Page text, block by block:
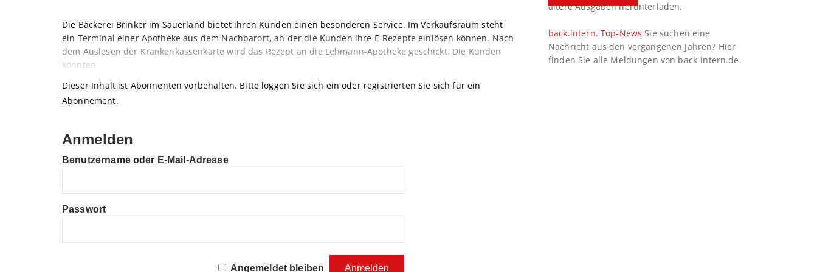
Die Bäckerei Brinker im Sauerland bietet ihren Kunden einen besonderen Service. Im Verkaufsraum steht
ein Terminal einer Apotheke aus dem Nachbarort, an der die Kunden ihre E-Rezepte einlösen können. Nach
dem Auslesen der Krankenkassenkarte wird das Rezept an die Lehmann-Apotheke geschickt. Die Kunden
könnten
Dieser Inhalt ist Abonnenten vorbehalten. Bitte loggen Sie sich ein oder registrierten Sie sich für ein
Abonnement.
Anmelden
Benutzername oder E-Mail-Adresse
Passwort
Angemeldet bleiben
ältere Ausgaben herunterladen.
back.intern. Top-News Sie suchen eine
Nachricht aus den vergangenen Jahren? Hier
finden Sie alle Meldungen von back-intern.de.